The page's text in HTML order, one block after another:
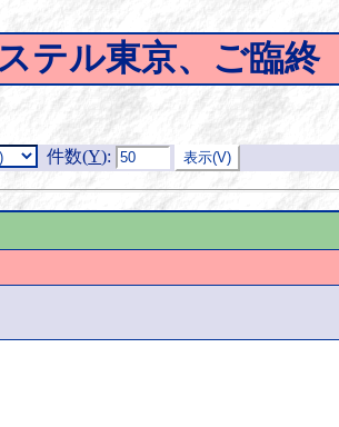
テル東京、ご臨終
件数(Y):